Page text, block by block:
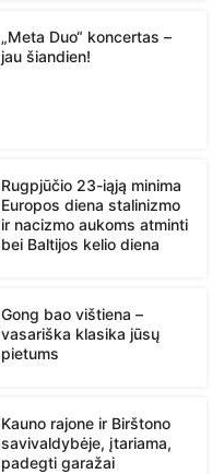
„Meta Duo“ koncertas –
jau šiandien!
Rugpjūčio 23-iąją minima
Europos diena stalinizmo
ir nacizmo aukoms atminti
bei Baltijos kelio diena
Gong bao vištiena –
vasariška klasika jūsų
pietums
Kauno rajone ir Birštono
savivaldybėje, įtariama,
padegti garažai